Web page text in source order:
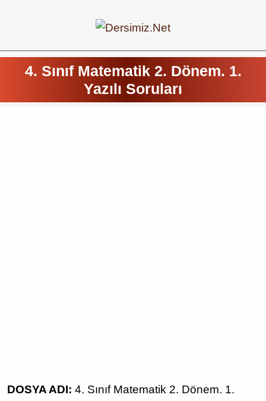
4. Sınıf Matematik 2. Dönem. 1.
Yazılı Soruları
DOSYA ADI: 4. Sınıf Matematik 2. Dönem. 1.